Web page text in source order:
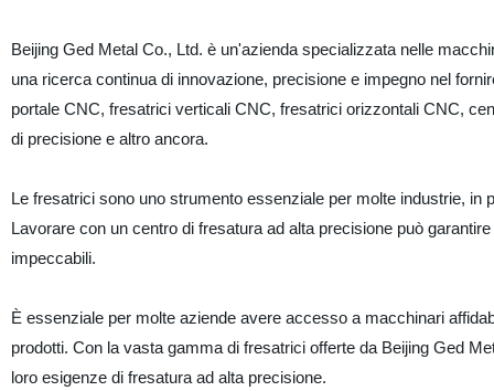
Beijing Ged Metal Co., Ltd. è un'azienda specializzata nelle
una ricerca continua di innovazione, precisione e impegno nel
portale CNC, fresatrici verticali CNC, fresatrici orizzontali CNC,
di precisione e altro ancora.
Le fresatrici sono uno strumento essenziale per molte industrie,
Lavorare con un centro di fresatura ad alta precisione può
impeccabili.
È essenziale per molte aziende avere accesso a macchinari
prodotti. Con la vasta gamma di fresatrici offerte da Beijing Ged
loro esigenze di fresatura ad alta precisione.